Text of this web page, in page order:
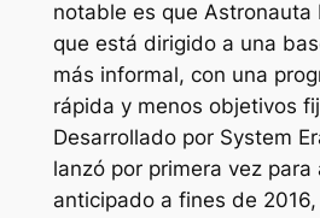
notable es que Astronauta
que está dirigido a una
más informal, con una
rápida y menos objetivos
Desarrollado por System
lanzó por primera vez para
anticipado a fines de